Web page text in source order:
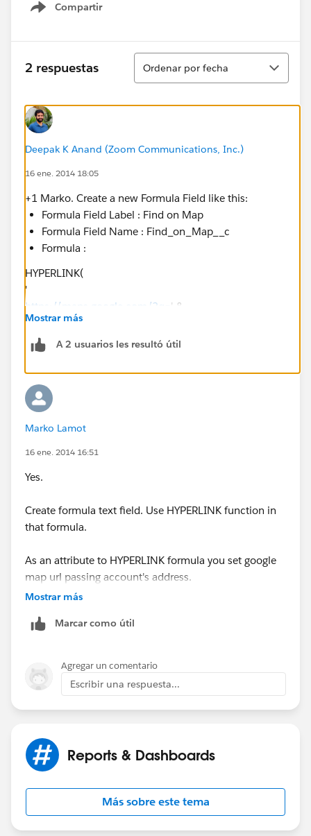
Compartir
Show menu
2 respuestas
Ordenar
Ordenar por fecha
Deepak K Anand (‎‎‎‎‎‎Zoom Communications, Inc.)
16 ene. 2014 18:05
+1 Marko. Create a new Formula Field like this:
Formula Field Label : Find on Map
Formula Field Name : Find_on_Map__c
Formula :
HYPERLINK(
'
https://maps.google.com/?q= ' &
MailingStreet & ',' &
MailingCity & ',' &
MailingState & ',' &
'Find On Map'
b/w that what are API Names of the Address Fields ?
Field button when on the Advanced Formula Tab to
grab the API Names of the Fields.
Mostrar más
A 2 usuarios les resultó útil
Marko Lamot
16 ene. 2014 16:51
Yes.
Create formula text field. Use HYPERLINK function in
that formula.
As an attribute to HYPERLINK formula you set google
map url passing account's address.
Mostrar más
Marcar como útil
Agregar un comentario
Escribir una respuesta...
Reports & Dashboards
Más sobre este tema